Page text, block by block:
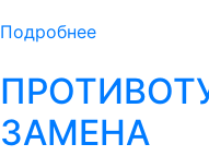
Подробнее
ЗАМЕНА